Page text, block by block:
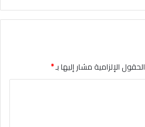
الحقول الإلزامية مشار إليها بـ*